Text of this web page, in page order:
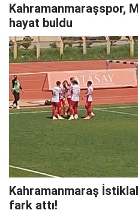
Kahramanmaraşspor,
hayat buldu
Kahramanmaraş
fark attı!